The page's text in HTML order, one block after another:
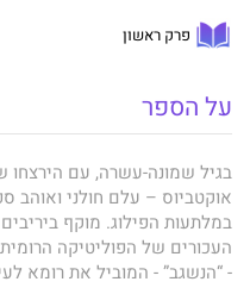
פרק ראשון
על הספר
בגיל שמונה-עשרה, עם הירצחו
אוקטביוס – עלם חולני
במלתעות הפילוג. מוקף
העכורים של הפוליטיקה
- “הנשגב” - המוביל את רומא